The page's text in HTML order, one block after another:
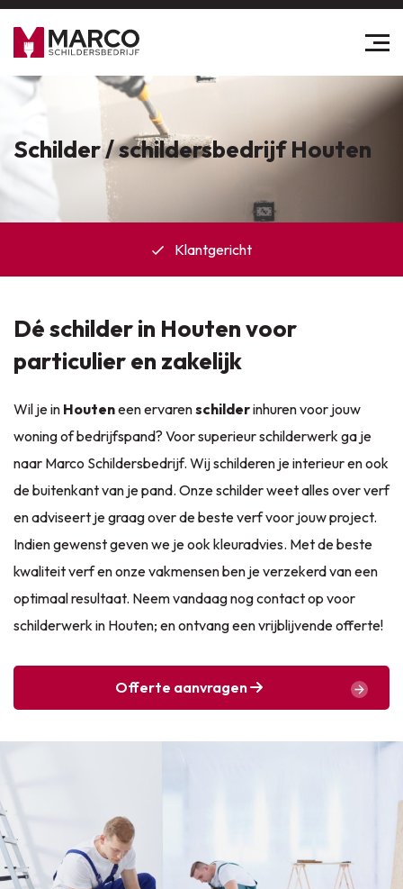
Schilder / schildersbedrijf Houten
Klantgericht
Dé schilder in Houten voor
particulier en zakelijk
Wil je in Houteneen ervarenschilderinhuren voor jouw
woning of bedrijfspand? Voor superieur schilderwerk ga je
naar Marco Schildersbedrijf. Wij schilderen je interieur en ook
de buitenkant van je pand. Onze schilder weet alles over verf
en adviseert je graag over de beste verf voor jouw project.
Indien gewenst geven we je ook kleuradvies. Met de beste
kwaliteit verf en onze vakmensen ben je verzekerd van een
optimaal resultaat. Neem vandaag nog contact op voor
schilderwerk in Houten; en ontvang een vrijblijvende offerte!
Offerte aanvragen